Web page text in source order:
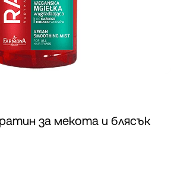
за мекота и блясък